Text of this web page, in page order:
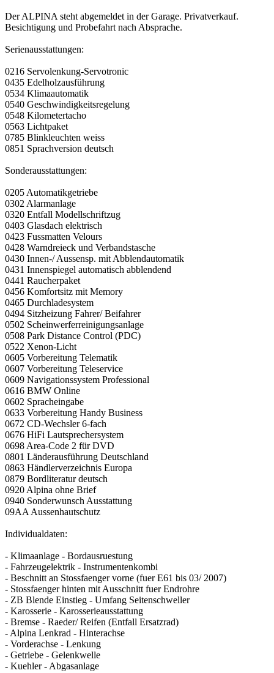
Der ALPINA steht abgemeldet in der Garage. Privatverkauf.
Besichtigung und Probefahrt nach Absprache.
Serienausstattungen:
0216 Servolenkung-Servotronic
0435 Edelholzausführung
0534 Klimaautomatik
0540 Geschwindigkeitsregelung
0548 Kilometertacho
0563 Lichtpaket
0785 Blinkleuchten weiss
0851 Sprachversion deutsch
Sonderausstattungen:
0205 Automatikgetriebe
0302 Alarmanlage
0320 Entfall Modellschriftzug
0403 Glasdach elektrisch
0423 Fussmatten Velours
0428 Warndreieck und Verbandstasche
0430 Innen-/ Aussensp. mit Abblendautomatik
0431 Innenspiegel automatisch abblendend
0441 Raucherpaket
0456 Komfortsitz mit Memory
0465 Durchladesystem
0494 Sitzheizung Fahrer/ Beifahrer
0502 Scheinwerferreinigungsanlage
0508 Park Distance Control (PDC)
0522 Xenon-Licht
0605 Vorbereitung Telematik
0607 Vorbereitung Teleservice
0609 Navigationssystem Professional
0616 BMW Online
0602 Spracheingabe
0633 Vorbereitung Handy Business
0672 CD-Wechsler 6-fach
0676 HiFi Lautsprechersystem
0698 Area-Code 2 für DVD
0801 Länderausführung Deutschland
0863 Händlerverzeichnis Europa
0879 Bordliteratur deutsch
0920 Alpina ohne Brief
0940 Sonderwunsch Ausstattung
09AA Aussenhautschutz
Individualdaten:
- Klimaanlage - Bordausruestung
- Fahrzeugelektrik - Instrumentenkombi
- Beschnitt an Stossfaenger vorne (fuer E61 bis 03/ 2007)
- Stossfaenger hinten mit Ausschnitt fuer Endrohre
- ZB Blende Einstieg - Umfang Seitenschweller
- Karosserie - Karosserieausstattung
- Bremse - Raeder/ Reifen (Entfall Ersatzrad)
- Alpina Lenkrad - Hinterachse
- Vorderachse - Lenkung
- Getriebe - Gelenkwelle
- Kuehler - Abgasanlage